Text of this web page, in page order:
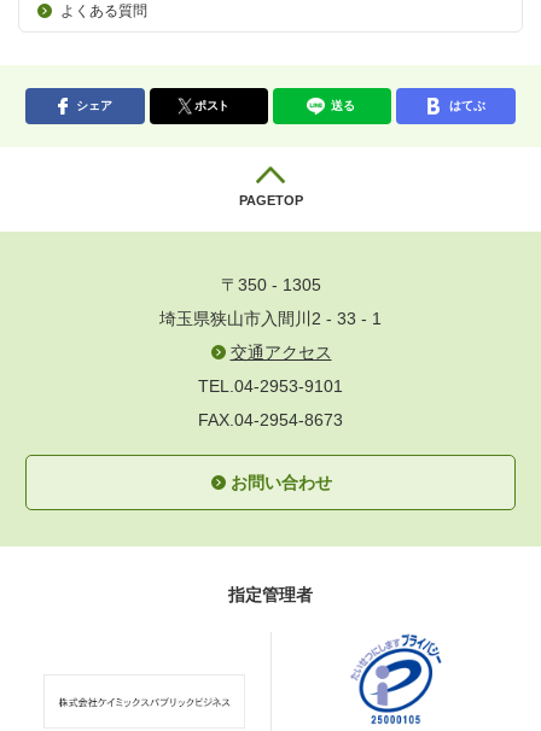
よくある質問
シェア ポスト 送る はてぶ
PAGETOP
〒350 - 1305
埼玉県狭山市入間川2 - 33 - 1
交通アクセス
TEL.04-2953-9101
FAX.04-2954-8673
お問い合わせ
指定管理者